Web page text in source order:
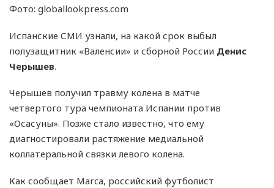
Фото: globallookpress.com
Испанские СМИ узнали, на какой срок выбыл
полузащитник «Валенсии» и сборной России Денис
Черышев.
Черышев получил травму колена в матче
четвертого тура чемпионата Испании против
«Осасуны». Позже стало известно, что ему
диагностировали растяжение медиальной
коллатеральной связки левого колена.
Как сообщает Marca, российский футболист